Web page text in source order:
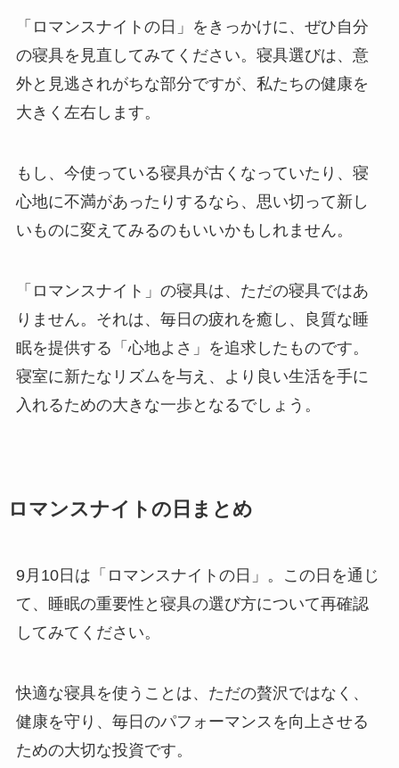
「ロマンスナイトの日」をきっかけに、ぜひ自分
の寝具を見直してみてください。寝具選びは、意
外と見逃されがちな部分ですが、私たちの健康を
大きく左右します。
もし、今使っている寝具が古くなっていたり、寝
心地に不満があったりするなら、思い切って新し
いものに変えてみるのもいいかもしれません。
「ロマンスナイト」の寝具は、ただの寝具ではあ
りません。それは、毎日の疲れを癒し、良質な睡
眠を提供する「心地よさ」を追求したものです。
寝室に新たなリズムを与え、より良い生活を手に
入れるための大きな一歩となるでしょう。
ロマンスナイトの日 まとめ
9月10日は「ロマンスナイトの日」。この日を通じ
て、睡眠の重要性と寝具の選び方について再確認
してみてください。
快適な寝具を使うことは、ただの贅沢ではなく、
健康を守り、毎日のパフォーマンスを向上させる
ための大切な投資です。